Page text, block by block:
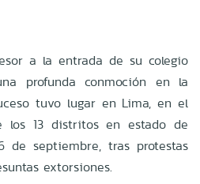
a la entrada de su colegio
profunda conmoción en la
tuvo lugar en Lima, en el
13 distritos en estado de
de septiembre, tras protestas
extorsiones.